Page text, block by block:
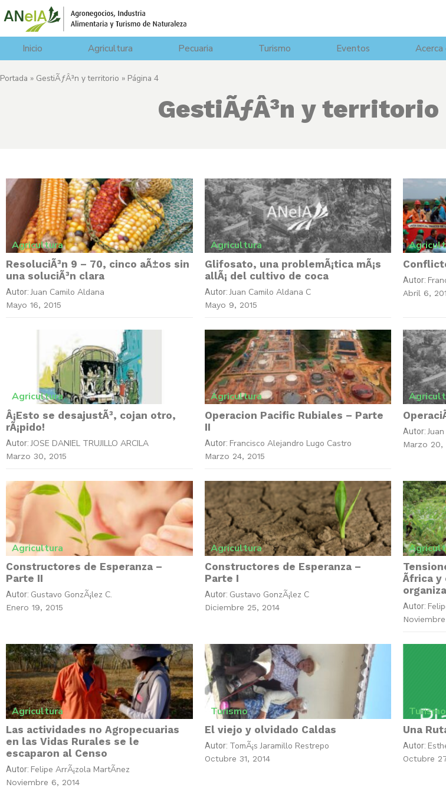
Inicio Agricultura Pecuaria Turismo Eventos
Portada » GestiÃƒÂ³n y territorio » Página 4
GestiÃƒÂ³n y territorio
Agricultura
ResoluciÃ³n 9 – 70, cinco aÃ±os sin
una soluciÃ³n clara
Autor: Juan Camilo Aldana
Mayo 16, 2015
Agricultura
Glifosato, una problemÃ¡tica mÃ¡s
allÃ¡ del cultivo de coca
Autor: Juan Camilo Aldana C
Mayo 9, 2015
Autor:
Abril 6,
Agricultura
Â¡Esto se desajustÃ³, cojan otro,
rÃ¡pido!
Autor: JOSE DANIEL TRUJILLO ARCILA
Marzo 30, 2015
Agricultura
Operacion Pacific Rubiales – Parte
II
Autor: Francisco Alejandro Lugo Castro
Marzo 24, 2015
Autor:
Marzo 20,
Agricultura
Constructores de Esperanza –
Parte II
Autor: Gustavo GonzÃ¡lez C.
Enero 19, 2015
Agricultura
Constructores de Esperanza –
Parte I
Autor: Gustavo GonzÃ¡lez C
Diciembre 25, 2014
Ãfrica
Autor:
Agricultura
Las actividades no Agropecuarias
en las Vidas Rurales se le
escaparon al Censo
Autor: Felipe ArrÃ¡zola MartÃ­nez
Noviembre 6, 2014
Turismo
El viejo y olvidado Caldas
Autor: TomÃ¡s Jaramillo Restrepo
Octubre 31, 2014
Turismo
Una
Autor:
Octubre